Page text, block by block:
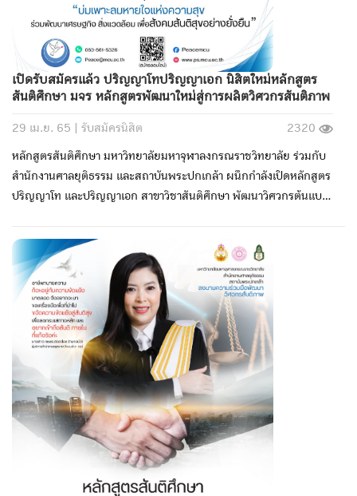
เปิดรับสมัครแล้ว ปริญญาโทปริญญาเอก นิสิตใหม่หลักสูตร
สันติศึกษา มจร หลักสูตรพัฒนาใหม่สู่การผลิตวิศวกรสันติภาพ
29 เม.ย. 65 | รับสมัครนิสิต 2320
หลักสูตรสันติศึกษา มหาวิทยาลัยมหาจุฬาลงกรณราชวิทยาลัย ร่วมกับ
สำนักงานศาลยุติธรรม และสถาบันพระปกเกล้า ผนึกกำลังเปิดหลักสูตร
ปริญญาโท และปริญญาเอก สาขาวิชาสันติศึกษา พัฒนาวิศวกรต้นแบบ
https://forms.gle/ChjXTn46ECJnBk9n6 สมัครปริญญาโท รุ่น
10 สมัคร https://forms.gle/1duPkA62yijGXRPR9